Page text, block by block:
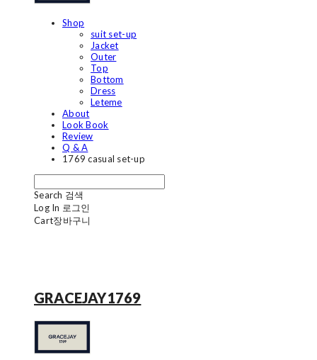
Shop
suit set-up
Jacket
Outer
Top
Bottom
Dress
Leteme
About
Look Book
Review
Q & A
1769 casual set-up
Search 검색
Log In 로그인
Cart장바구니
GRACEJAY1769